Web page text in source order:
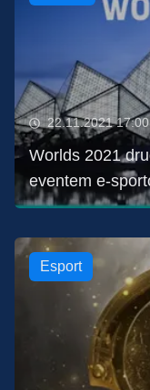
22.11.2021 17:00
Worlds 2021
eventem e-
Esport